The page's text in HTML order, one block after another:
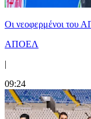
Οι νεοφερμένοι του
ΑΠΟΕΛ
|
09:24